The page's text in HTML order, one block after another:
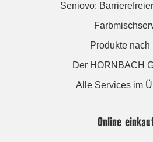
Seniovo:
Produkte nach
Der HORNBACH
Alle Services im
Online